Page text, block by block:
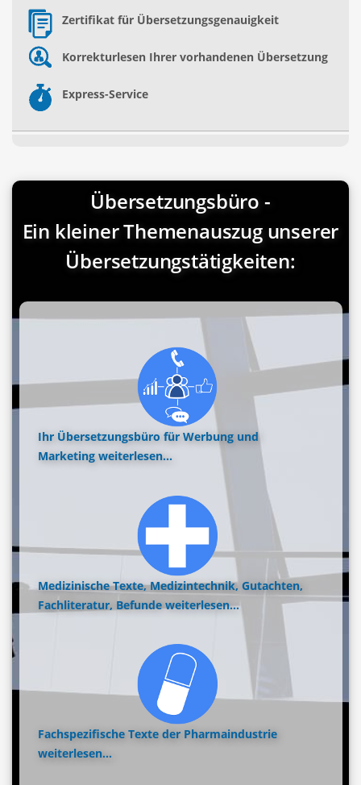
Zertifikat für Übersetzungsgenauigkeit
Korrekturlesen Ihrer vorhandenen Übersetzung
Express-Service
Übersetzungsbüro -
Ein kleiner Themenauszug unserer
Übersetzungstätigkeiten:
Ihr Übersetzungsbüro für Werbung und
Marketing weiterlesen...
Medizinische Texte, Medizintechnik, Gutachten,
Fachliteratur, Befunde weiterlesen...
Fachspezifische Texte der Pharmaindustrie
weiterlesen...